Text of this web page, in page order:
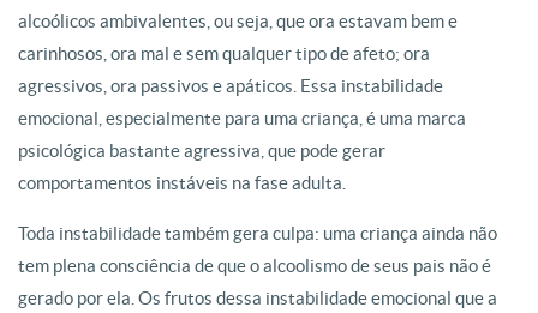
alcoólicos ambivalentes, ou seja, que ora estavam bem e
carinhosos, ora mal e sem qualquer tipo de afeto; ora
agressivos, ora passivos e apáticos. Essa instabilidade
emocional, especialmente para uma criança, é uma marca
psicológica bastante agressiva, que pode gerar
comportamentos instáveis na fase adulta.
Toda instabilidade também gera culpa: uma criança ainda não
tem plena consciência de que o alcoolismo de seus pais não é
gerado por ela. Os frutos dessa instabilidade emocional que a